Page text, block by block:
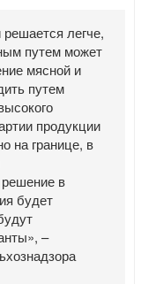
легче,
путем может
мясной и
путем
продукции
на границе, в
в
будет
–